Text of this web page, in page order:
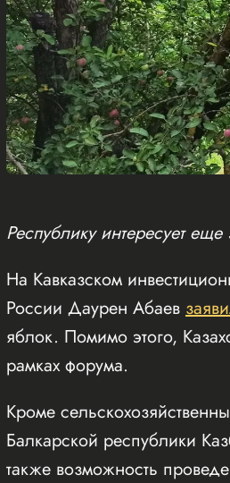
Республику интересует
На Кавказском
России Даурен Абаев
яблок. Помимо этого,
рамках форума.
Кроме
Балкарской республики
также возможность